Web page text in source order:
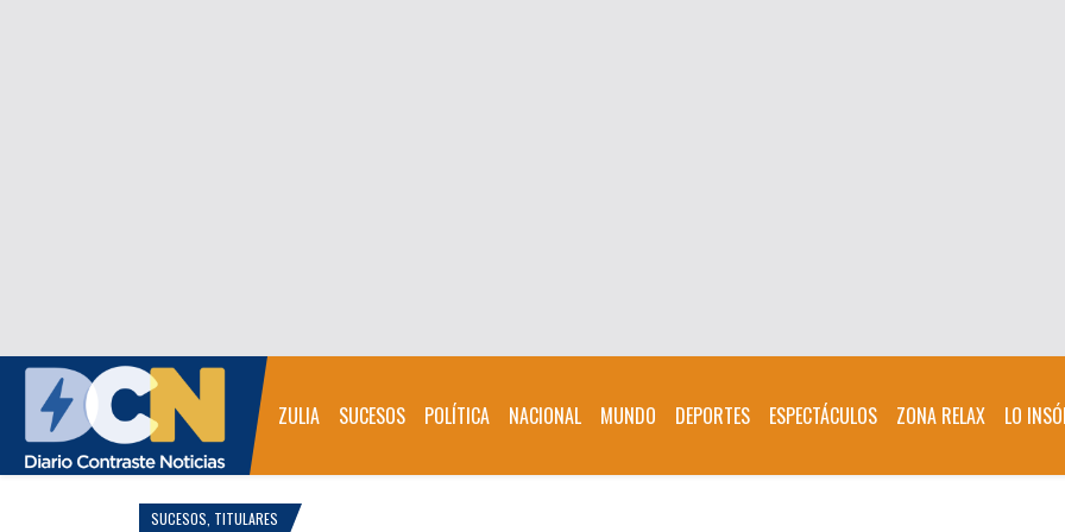
ZULIA SUCESOS POLÍTICA NACIONAL MUNDO DEPORTES ESPECTÁCULOS ZONA RELAX LO
SUCESOS TITULARES